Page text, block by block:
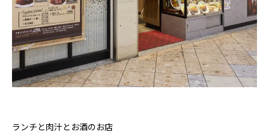
ランチと肉汁とお酒のお店